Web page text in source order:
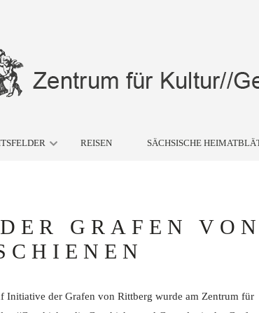
REISEN SÄCHSISCHE
GRAFEN VON
Initiative der Grafen von Rittberg wurde am Zentrum für